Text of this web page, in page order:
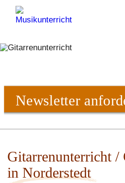
Newsletter
Gitarrenunterricht /
in Norderstedt